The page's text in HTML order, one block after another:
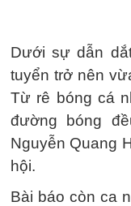
Dưới sự dẫn
tuyển trở nên
Từ rê bóng cá
đường bóng
Nguyễn Quang
hội.
Bài báo còn ca